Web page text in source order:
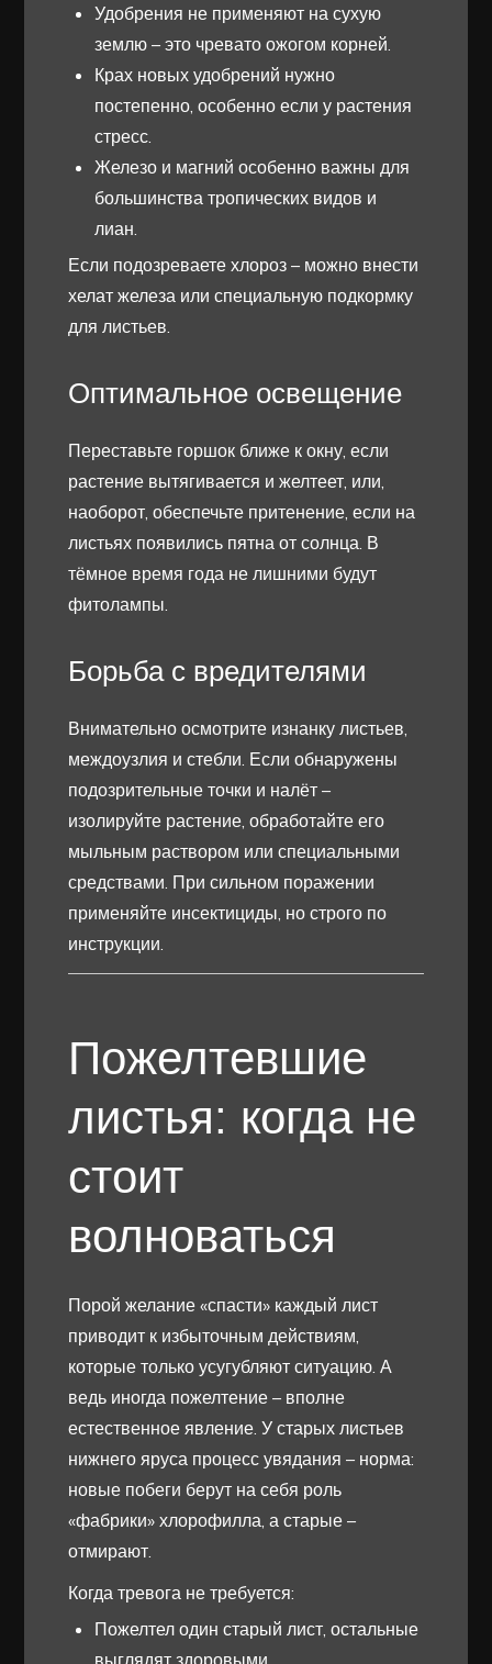
Удобрения не применяют на сухую
землю – это чревато ожогом корней.
Крах новых удобрений нужно
постепенно, особенно если у растения
стресс.
Железо и магний особенно важны для
большинства тропических видов и
лиан.
Если подозреваете хлороз – можно внести
хелат железа или специальную подкормку
для листьев.
Оптимальное освещение
Переставьте горшок ближе к окну, если
растение вытягивается и желтеет, или,
наоборот, обеспечьте притенение, если на
листьях появились пятна от солнца. В
тёмное время года не лишними будут
фитолампы.
Борьба с вредителями
Внимательно осмотрите изнанку листьев,
междоузлия и стебли. Если обнаружены
подозрительные точки и налёт –
изолируйте растение, обработайте его
мыльным раствором или специальными
средствами. При сильном поражении
применяйте инсектициды, но строго по
инструкции.
Пожелтевшие
листья: когда не
стоит
волноваться
Порой желание «спасти» каждый лист
приводит к избыточным действиям,
которые только усугубляют ситуацию. А
ведь иногда пожелтение – вполне
естественное явление. У старых листьев
нижнего яруса процесс увядания – норма:
новые побеги берут на себя роль
«фабрики» хлорофилла, а старые –
отмирают.
Когда тревога не требуется:
Пожелтел один старый лист, остальные
выглядят здоровыми.